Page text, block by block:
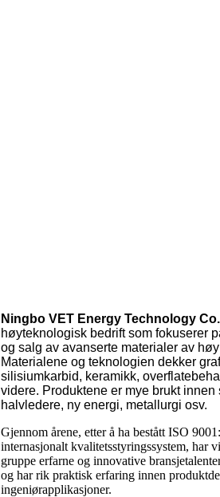
Ningbo VET Energy Technology
høyteknologisk bedrift som fokuserer
og salg av avanserte materialer av
Materialene og teknologien dekker
silisiumkarbid, keramikk,
videre. Produktene er mye brukt innen
halvledere, ny energi, metallurgi osv.
Gjennom årene, etter å ha bestått ISO
internasjonalt kvalitetsstyringssystem, har
gruppe erfarne og innovative
og har rik praktisk erfaring innen
ingeniørapplikasjoner.